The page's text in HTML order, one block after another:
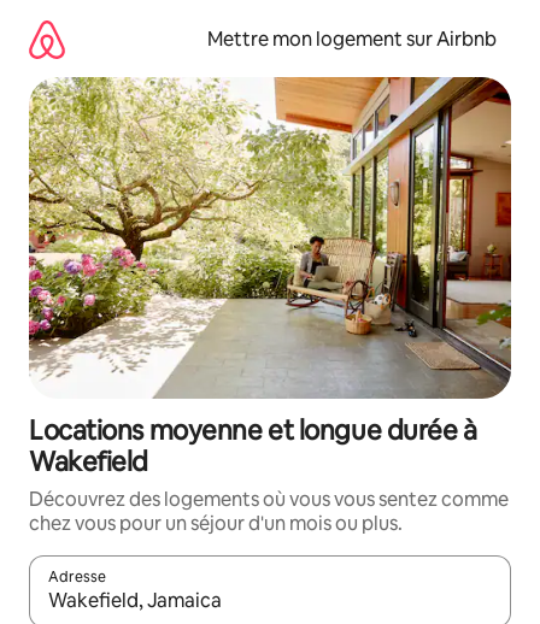
directement
contenu
Mettre mon logement sur Airbnb
Locations moyenne et longue durée à
Wakefield
Découvrez des logements où vous vous sentez comme
chez vous pour un séjour d'un mois ou plus.
Adresse
Lorsque les résultats s'affichent, utilisez les flèches vers le